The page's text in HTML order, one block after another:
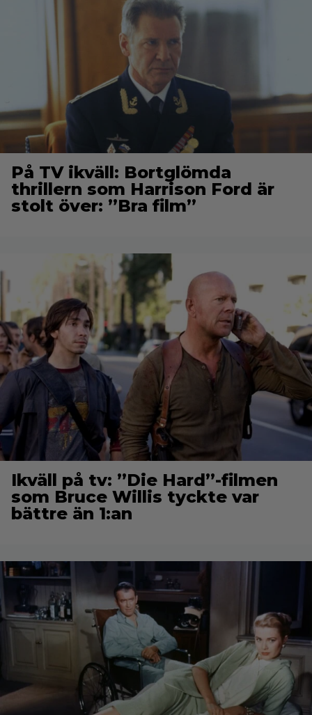
På TV ikväll: Bortglömda
thrillern som Harrison Ford är
stolt över: ”Bra film”
Ikväll på tv: ”Die Hard”-filmen
som Bruce Willis tyckte var
bättre än 1:an